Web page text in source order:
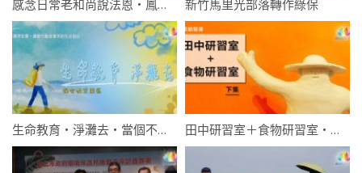
感念日常老和尚說法恩・鳳山寺感恩種樹 新竹馬里光部落轉作綠保
生命教育・淨灘去・當個不塑之客 田中研習室＋食物研習室・下集